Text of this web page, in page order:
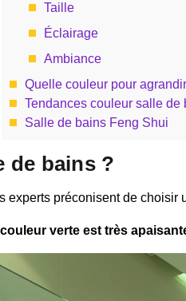
Taille
Éclairage
Ambiance
Quelle couleur pour
Tendances couleur salle de
Salle de bains Feng Shui
de bains ?
préconisent de
couleur verte est très